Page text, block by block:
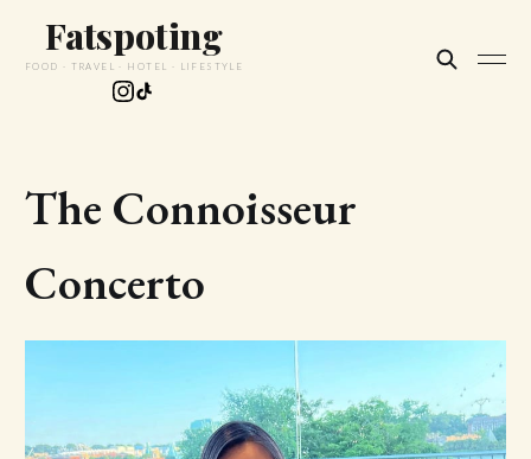
Fatspoting
FOOD · TRAVEL · HOTEL · LIFESTYLE
The Connoisseur
Concerto